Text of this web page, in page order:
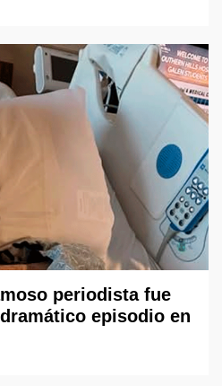
periodista fue
episodio en